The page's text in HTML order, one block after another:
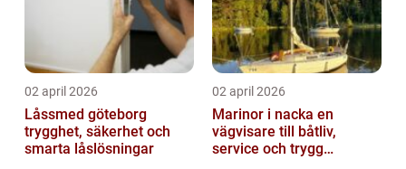
02 april 2026
Låssmed göteborg
trygghet, säkerhet och
smarta låslösningar
02 april 2026
Marinor i nacka en
vägvisare till båtliv,
service och trygg